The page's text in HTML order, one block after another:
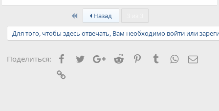
First Назад
Для того, чтобы здесь отвечать, Вам необходимо войти или
Поделиться: Facebook
TwitterGoogle+
Reddit PinterestTumblrWhatsApp